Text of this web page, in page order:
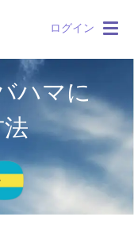
ログイン
ハマに